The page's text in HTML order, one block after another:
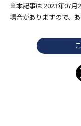
※本記事は 2023年07月
場合がありますので、